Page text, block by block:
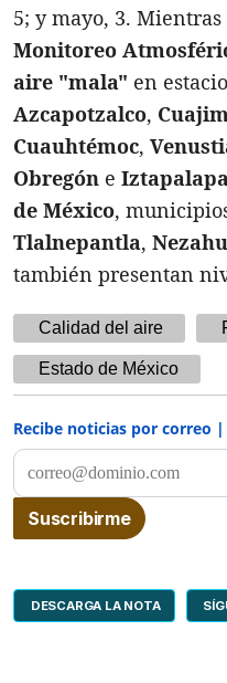
5; y mayo, 3.
Monitoreo
aire "mala" en
Azcapotzalco,
Cuauhtémoc,
Obregón e Iztapalapa
de México,
Tlalnepantla,
también presentan
Calidad del aire
Estado de México
Recibe noticias por correo |
DESCARGA LA NOTA